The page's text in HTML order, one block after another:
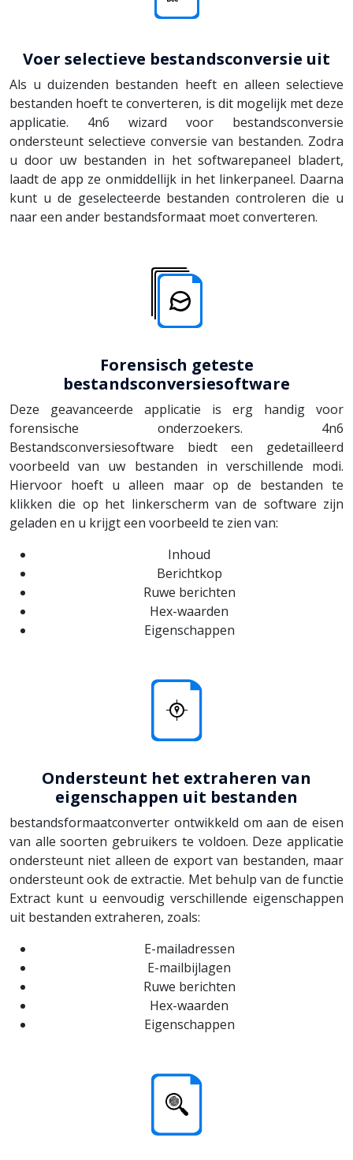
Voer selectieve bestandsconversie uit
Als u duizenden bestanden heeft en alleen selectieve
bestanden hoeft te converteren, is dit mogelijk met deze
applicatie. 4n6 wizard voor bestandsconversie
ondersteunt selectieve conversie van bestanden. Zodra
u door uw bestanden in het softwarepaneel bladert,
laadt de app ze onmiddellijk in het linkerpaneel. Daarna
kunt u de geselecteerde bestanden controleren die u
naar een ander bestandsformaat moet converteren.
Forensisch geteste
bestandsconversiesoftware
Deze geavanceerde applicatie is erg handig voor
forensische onderzoekers. 4n6
Bestandsconversiesoftware biedt een gedetailleerd
voorbeeld van uw bestanden in verschillende modi.
Hiervoor hoeft u alleen maar op de bestanden te
klikken die op het linkerscherm van de software zijn
geladen en u krijgt een voorbeeld te zien van:
Inhoud
Berichtkop
Ruwe berichten
Hex-waarden
Eigenschappen
Ondersteunt het extraheren van
eigenschappen uit bestanden
bestandsformaatconverter ontwikkeld om aan de eisen
van alle soorten gebruikers te voldoen. Deze applicatie
ondersteunt niet alleen de export van bestanden, maar
ondersteunt ook de extractie. Met behulp van de functie
Extract kunt u eenvoudig verschillende eigenschappen
uit bestanden extraheren, zoals:
E-mailadressen
E-mailbijlagen
Ruwe berichten
Hex-waarden
Eigenschappen